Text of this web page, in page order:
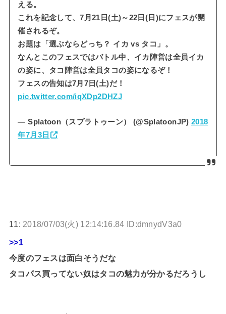
える。
これを記念して、7月21日(土)～22日(日)にフェスが開
催されるぞ。
お題は「選ぶならどっち？ イカ vs タコ」。
なんとこのフェスではバトル中、イカ陣営は全員イカ
の姿に、タコ陣営は全員タコの姿になるぞ！
フェスの告知は7月7日(土)だ！
pic.twitter.com/iqXDp2DHZJ
— Splatoon（スプラトゥーン） (@SplatoonJP) 2018
年7月3日
11: 2018/07/03(火) 12:14:16.84 ID:dmnydV3a0
>>1
今度のフェスは面白そうだな
タコパス買ってない奴はタコの魅力が分かるだろうし